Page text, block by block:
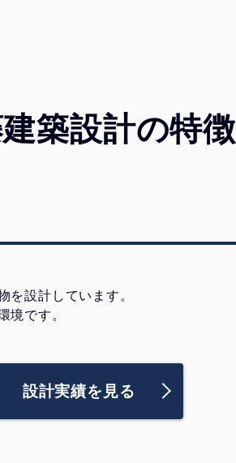
築設計の特徴
設計しています。
境です。
設計実績を見る